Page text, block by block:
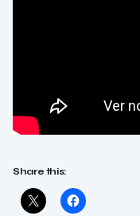
Share this: